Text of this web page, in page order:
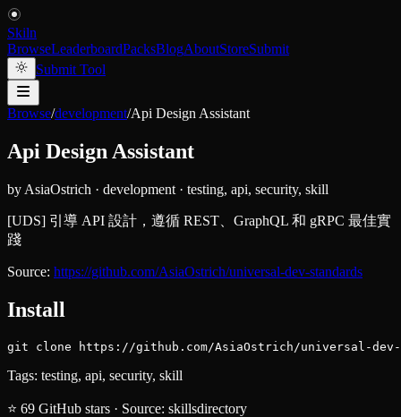
Skiln
BrowseLeaderboardPacksBlogAboutStoreSubmit
Submit Tool
Browse/development/Api Design Assistant
Api Design Assistant
by AsiaOstrich · development · testing, api, security, skill
[UDS] 引導 API 設計，遵循 REST、GraphQL 和 gRPC 最佳實
踐
Source: https://github.com/AsiaOstrich/universal-dev-standards
Install
git clone https://github.com/AsiaOstrich/universal-dev-
Tags: testing, api, security, skill
⭐ 69 GitHub stars · Source: skillsdirectory